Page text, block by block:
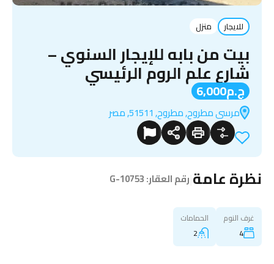
للايجار منزل
بيت من بابه للإيجار السنوي –
شارع علم الروم الرئيسي
ج.م6,000
مرسى مطروح, مطروح, 51511, مصر
نظرة عامة رقم العقار:G-10753
غرف النوم
4
الحمامات
2